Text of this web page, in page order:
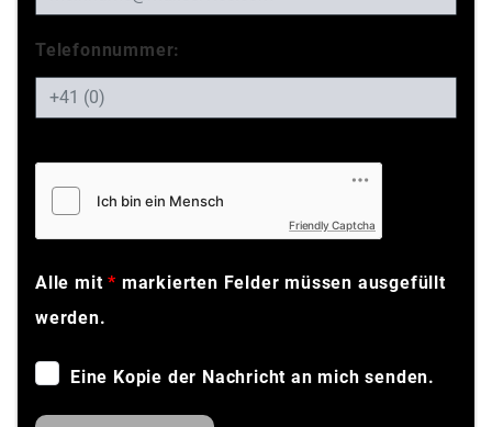
Telefonnummer:
Friendly Captcha
Alle mit* markierten Felder müssen ausgefüllt
werden.
Eine Kopie der Nachricht an mich senden.